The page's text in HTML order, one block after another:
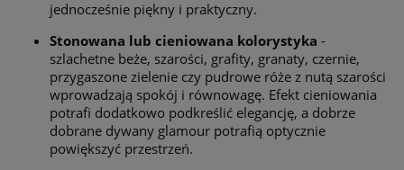
jednocześnie piękny i praktyczny.
Stonowana lub cieniowana kolorystyka -
szlachetne beże, szarości, grafity, granaty, czernie,
przygaszone zielenie czy pudrowe róże z nutą szarości
wprowadzają spokój i równowagę. Efekt cieniowania
potrafi dodatkowo podkreślić elegancję, a dobrze
dobrane dywany glamour potrafią optycznie
powiększyć przestrzeń.